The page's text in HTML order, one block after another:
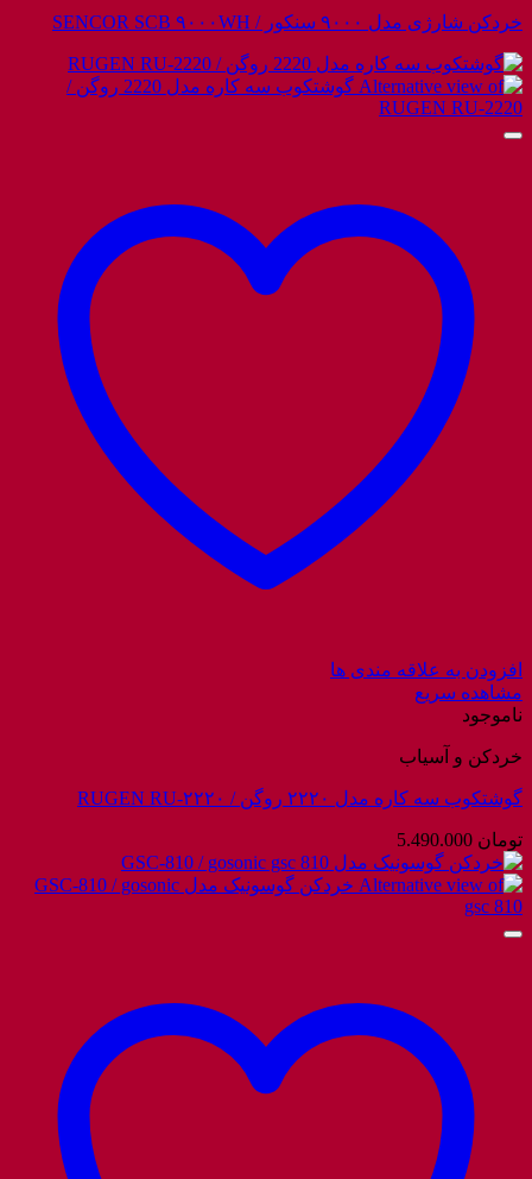
خردکن شارژی مدل ۹۰۰۰ سنکور / SENCOR SCB ۹۰۰۰WH
افزودن به علاقه مندی ها
مشاهده سریع
ناموجود
خردکن و آسیاب
گوشتکوب سه کاره مدل ۲۲۲۰ روگن / RUGEN RU-۲۲۲۰
تومان